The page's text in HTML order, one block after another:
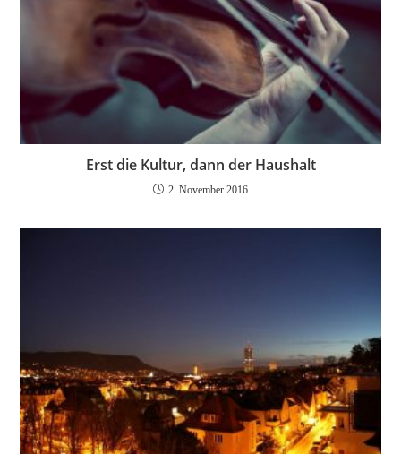
Erst die Kultur, dann der Haushalt
2. November 2016